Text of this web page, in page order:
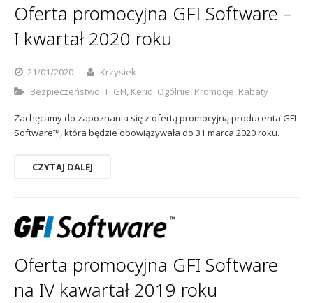
Oferta promocyjna GFI Software –
I kwartał 2020 roku
21/01/2020
Krzysiek
Bezpieczeństwo IT, GFI, Kerio, Ogólnie, Promocje, Rabaty
Zachęcamy do zapoznania się z ofertą promocyjną producenta GFI
Software™, która będzie obowiązywała do 31 marca 2020 roku.
CZYTAJ DALEJ
Oferta promocyjna GFI Software
na IV kawartał 2019 roku